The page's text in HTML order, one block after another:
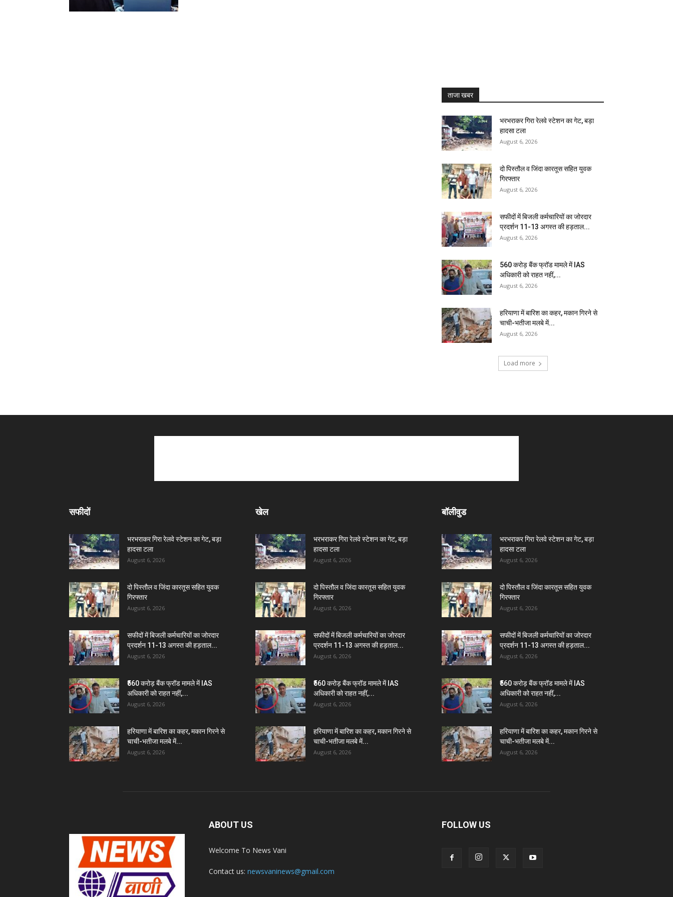
ताजा खबर
भरभराकर गिरा रेलवे स्टेशन का गेट, बड़ा
हादसा टला
August 6, 2026
दो पिस्तौल व जिंदा कारतूस सहित युवक
गिरफ्तार
August 6, 2026
सफीदों में बिजली कर्मचारियों का जोरदार
प्रदर्शन 11-13 अगस्त की हड़ताल...
August 6, 2026
₹560 करोड़ बैंक फ्रॉड मामले में IAS
अधिकारी को राहत नहीं,...
August 6, 2026
हरियाणा में बारिश का कहर, मकान गिरने से
चाची-भतीजा मलबे में...
August 6, 2026
Load more
सफीदों
भरभराकर गिरा रेलवे स्टेशन का गेट, बड़ा
हादसा टला
August 6, 2026
दो पिस्तौल व जिंदा कारतूस सहित युवक
गिरफ्तार
August 6, 2026
सफीदों में बिजली कर्मचारियों का जोरदार
प्रदर्शन 11-13 अगस्त की हड़ताल...
August 6, 2026
₹560 करोड़ बैंक फ्रॉड मामले में IAS
अधिकारी को राहत नहीं,...
August 6, 2026
हरियाणा में बारिश का कहर, मकान गिरने से
चाची-भतीजा मलबे में...
August 6, 2026
खेल
भरभराकर गिरा रेलवे स्टेशन का गेट, बड़ा
हादसा टला
August 6, 2026
दो पिस्तौल व जिंदा कारतूस सहित युवक
गिरफ्तार
August 6, 2026
सफीदों में बिजली कर्मचारियों का जोरदार
प्रदर्शन 11-13 अगस्त की हड़ताल...
August 6, 2026
₹560 करोड़ बैंक फ्रॉड मामले में IAS
अधिकारी को राहत नहीं,...
August 6, 2026
हरियाणा में बारिश का कहर, मकान गिरने से
चाची-भतीजा मलबे में...
August 6, 2026
बॉलीवुड
भरभराकर गिरा रेलवे स्टेशन का गेट, बड़ा
हादसा टला
August 6, 2026
दो पिस्तौल व जिंदा कारतूस सहित युवक
गिरफ्तार
August 6, 2026
सफीदों में बिजली कर्मचारियों का जोरदार
प्रदर्शन 11-13 अगस्त की हड़ताल...
August 6, 2026
₹560 करोड़ बैंक फ्रॉड मामले में IAS
अधिकारी को राहत नहीं,...
August 6, 2026
हरियाणा में बारिश का कहर, मकान गिरने से
चाची-भतीजा मलबे में...
August 6, 2026
ABOUT US
Welcome To News Vani
Contact us: newsvaninews@gmail.com
FOLLOW US